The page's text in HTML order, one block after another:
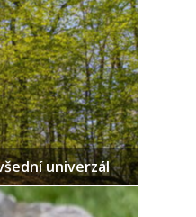
univerzál